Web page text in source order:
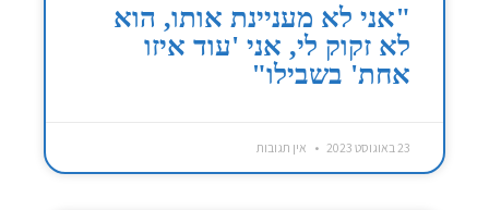
"אני לא מעניינת אותו, הוא
לא זקוק לי, אני 'עוד איזו
אחת' בשבילו"
23 באוגוסט 2023 אין תגובות